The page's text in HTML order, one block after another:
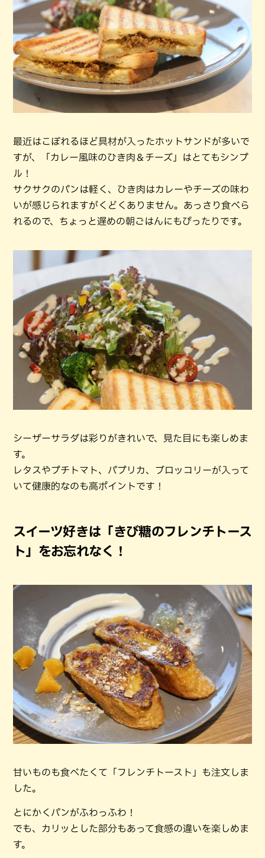
最近はこぼれるほど具材が入ったホットサンドが多いで
すが、「カレー風味のひき肉＆チーズ」はとてもシンプ
ル！
サクサクのパンは軽く、ひき肉はカレーやチーズの味わ
いが感じられますがくどくありません。あっさり食べら
れるので、ちょっと遅めの朝ごはんにもぴったりです。
シーザーサラダは彩りがきれいで、見た目にも楽しめま
す。
レタスやプチトマト、パプリカ、ブロッコリーが入って
いて健康的なのも高ポイントです！
スイーツ好きは「きび糖のフレンチトース
ト」をお忘れなく！
甘いものも食べたくて「フレンチトースト」も注文しま
した。
とにかくパンがふわっふわ！
でも、カリッとした部分もあって食感の違いを楽しめま
す。